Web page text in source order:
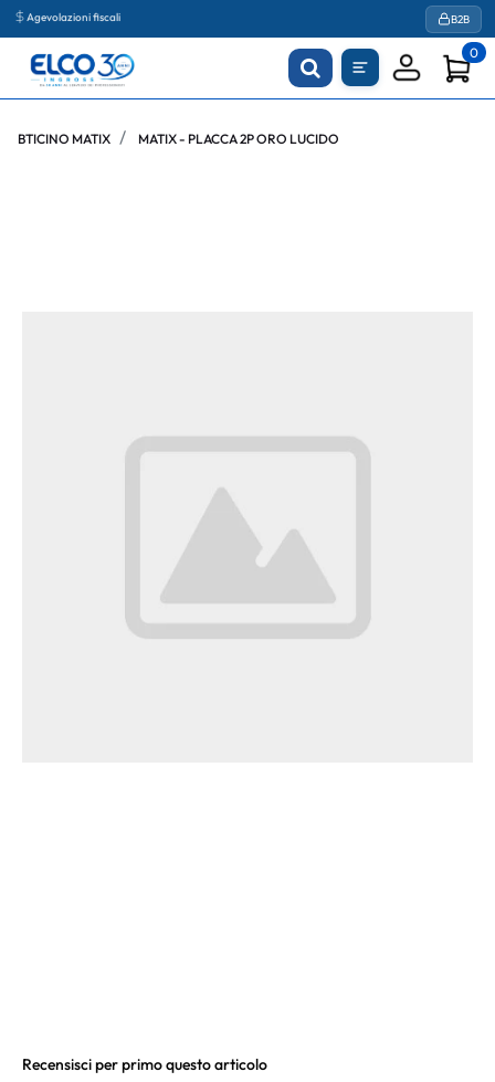
Agevolazioni fiscali B2B
0
BTICINO MATIX MATIX - PLACCA 2P ORO LUCIDO
Recensisci per primo questo articolo